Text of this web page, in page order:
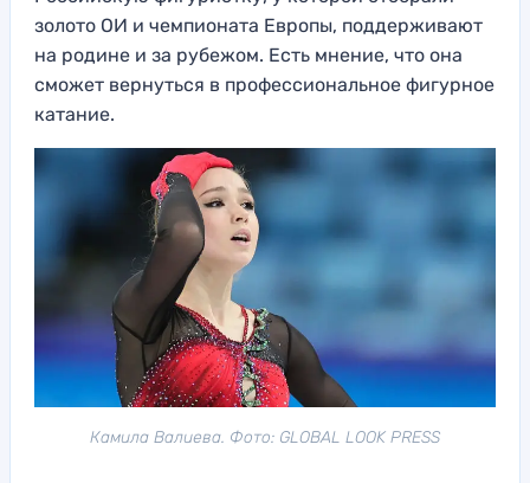
золото ОИ и чемпионата Европы, поддерживают
на родине и за рубежом. Есть мнение, что она
сможет вернуться в профессиональное фигурное
катание.
Камила Валиева. Фото: GLOBAL LOOK PRESS